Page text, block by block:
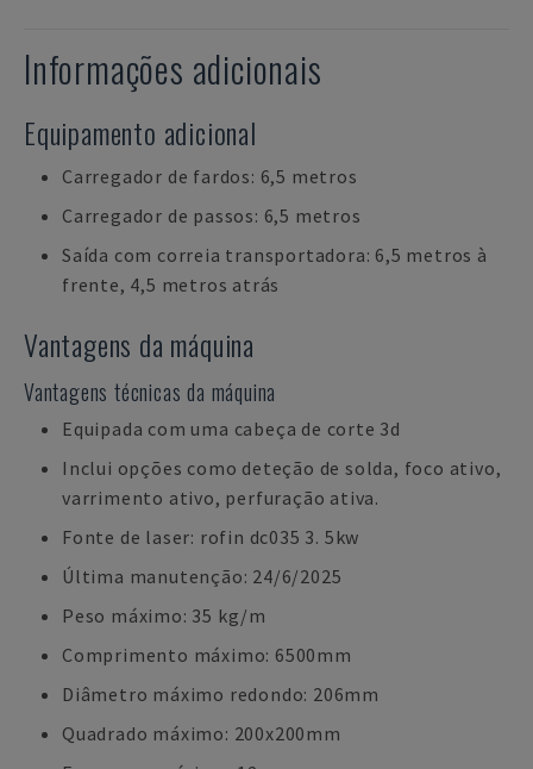
Informações adicionais
Equipamento adicional
Carregador de fardos: 6,5 metros
Carregador de passos: 6,5 metros
Saída com correia transportadora: 6,5 metros à
frente, 4,5 metros atrás
Vantagens da máquina
Vantagens técnicas da máquina
Equipada com uma cabeça de corte 3d
Inclui opções como deteção de solda, foco ativo,
varrimento ativo, perfuração ativa.
Fonte de laser: rofin dc035 3. 5kw
Última manutenção: 24/6/2025
Peso máximo: 35 kg/m
Comprimento máximo: 6500mm
Diâmetro máximo redondo: 206mm
Quadrado máximo: 200x200mm